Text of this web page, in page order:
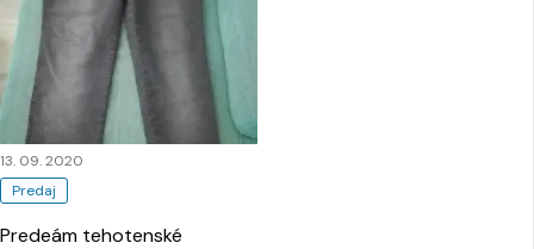
Predaj
13. 09. 2020
Predeám tehotenské